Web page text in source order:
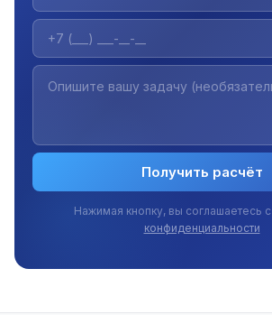
Получить расчёт
Нажимая кнопку, вы соглашаетесь с
конфиденциальности